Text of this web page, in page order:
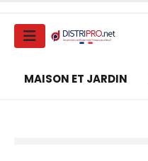
MAISON ET JARDIN